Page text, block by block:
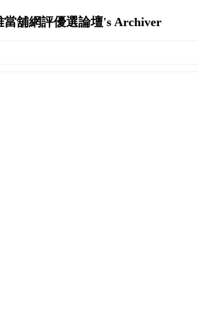
當舖網評優選論壇's Archiver